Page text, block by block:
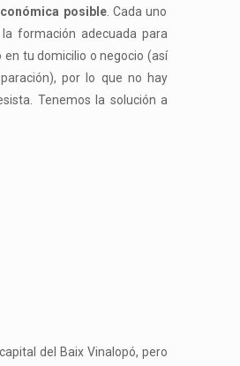
posible. Cada uno
formación adecuada para
tu domicilio o negocio (así
por lo que no hay
Tenemos la solución a
del Baix Vinalopó, pero